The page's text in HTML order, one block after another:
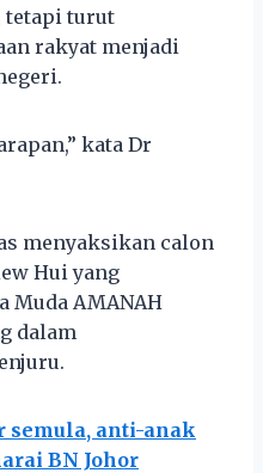
tetapi turut
rakyat menjadi
kata Dr
menyaksikan calon
Hui yang
Muda AMANAH
dalam
semula, anti-anak
BN Johor